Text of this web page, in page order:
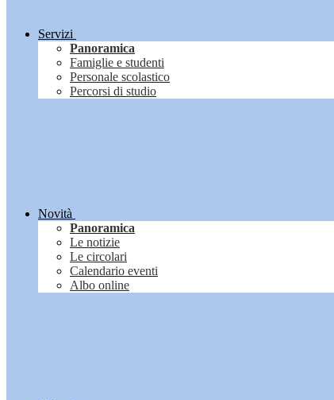
Servizi
Panoramica
Famiglie e studenti
Personale scolastico
Percorsi di studio
Novità
Panoramica
Le notizie
Le circolari
Calendario eventi
Albo online